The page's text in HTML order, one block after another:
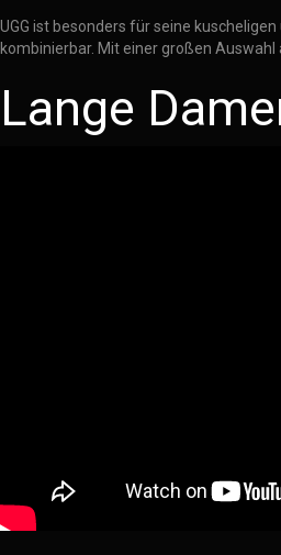
UGG ist besonders für seine
kombinierbar. Mit einer großen
Lange